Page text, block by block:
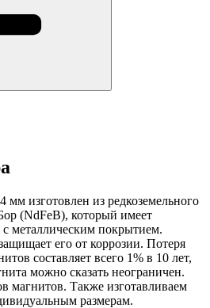
изготовлен из редкоземельного
(NdFeB), который имеет
металлическим покрытием.
его от коррозии. Потеря
составляет всего 1% в 10 лет,
можно сказать неограничен.
магнитов. Также изготавливаем
размерам.